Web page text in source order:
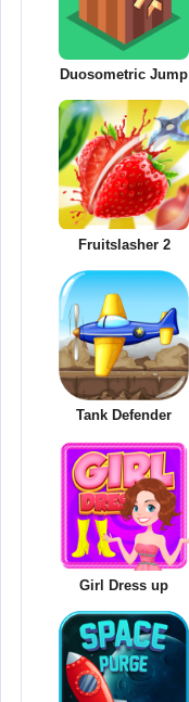
Duosometric Jump
Fruitslasher 2
Tank Defender
Girl Dress up